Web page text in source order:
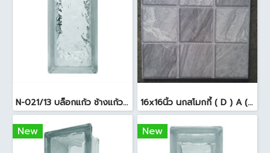
N-021/13 บล็อกแก้ว ช้างแก้ว WOW แก้วประดับฟ้า ( 24X11.5X8cm ) 16x16นิ้ว นกสโมกกี้ ( D ) A (Pack6)
New New